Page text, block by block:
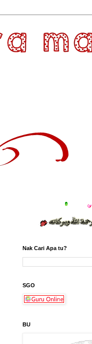
Nak Cari Apa tu?
SGO
BU